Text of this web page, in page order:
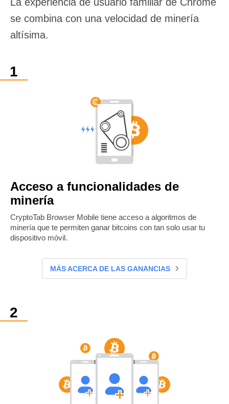
se combina con una velocidad de minería
altísima.
Acceso a funcionalidades de
minería
CryptoTab Browser Mobile tiene acceso a algoritmos de
minería que te permiten ganar bitcoins con tan solo usar tu
dispositivo móvil.
MÁS ACERCA DE LAS GANANCIAS